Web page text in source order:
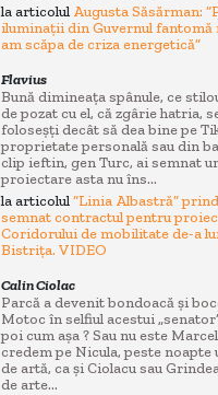
la articolul Augusta Săsărman:
iluminații din Guvernul fantomă
am scăpa de criza energetică”
Flavius
Bună dimineața spânule, ce
de pozat cu el, că zgârie hatria,
foloseșți decât să dea bine pe
proprietate personală sau din
clip ieftin, gen Turc, ai semnat
proiectare asta nu îns...
la articolul“Linia Albastră”
semnat contractul pentru
Coridorului de mobilitate de-a
Bistrița. VIDEO
Calin Ciolac
Parcă a devenit bondoacă și
Motoc în selfiul acestui
poi cum așa ? Sau nu este
credem pe Nicula, peste
de artă, ca și Ciolacu sau
de arte...